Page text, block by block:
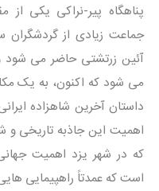
پناهگاه پیر-نراکی یکی
جماعت زیادی از گردشگران
آئین زرتشتی حاضر می شود
می شود که اکنون، به یک
داستان آخرین شاهزاده
اهمیت این جاذبه تاریخی و
که در شهر یزد اهمیت
است که عمدتاً راهپیمایی